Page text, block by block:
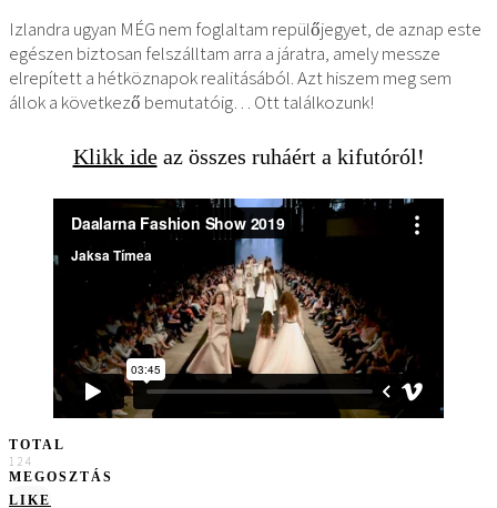
Izlandra ugyan MÉG nem foglaltam repülőjegyet, de aznap este
egészen biztosan felszálltam arra a járatra, amely messze
elrepített a hétköznapok realitásából. Azt hiszem meg sem
állok a következő bemutatóig… Ott találkozunk!
Klikk ideaz összes ruháért a kifutóról!
TOTAL
124
MEGOSZTÁS
LIKE